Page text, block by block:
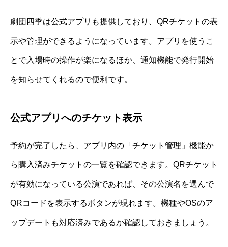
劇団四季は公式アプリも提供しており、QRチケットの表
示や管理ができるようになっています。アプリを使うこ
とで入場時の操作が楽になるほか、通知機能で発行開始
を知らせてくれるので便利です。
公式アプリへのチケット表示
予約が完了したら、アプリ内の「チケット管理」機能か
ら購入済みチケットの一覧を確認できます。QRチケット
が有効になっている公演であれば、その公演名を選んで
QRコードを表示するボタンが現れます。機種やOSのア
ップデートも対応済みであるか確認しておきましょう。